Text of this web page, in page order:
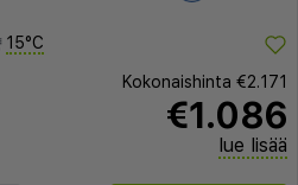
15°C
Kokonaishinta €2.171
€1.086
lue lisää